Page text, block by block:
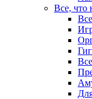
Все, что